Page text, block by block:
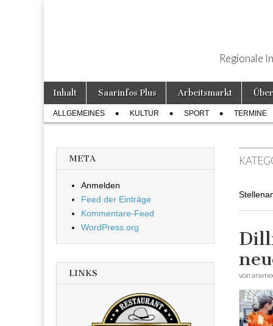
Regionale
Hauptmenü
Weiter zum Inhalt
Inhalt Saarinfos Plus Arbeitsmarkt
Untermenü
ALLGEMEINES KULTUR SPORT TERMINE
von
META
Anmelden
Feed der Einträge
Kommentare-Feed
WordPress.org
LINKS